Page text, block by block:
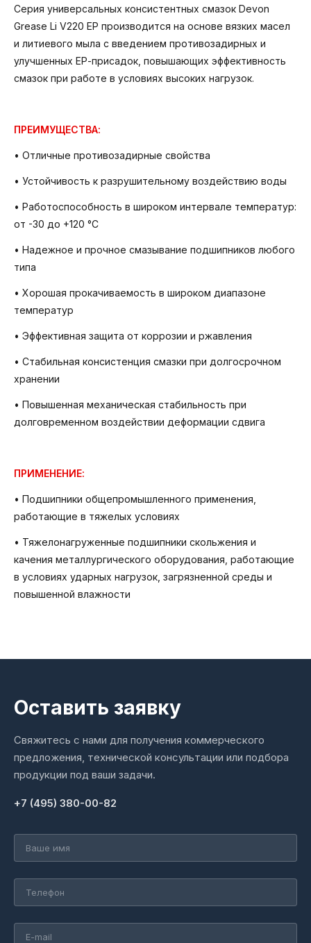
Серия универсальных консистентных смазок Devon
Grease Li V220 EP производится на основе вязких масел
и литиевого мыла с введением противозадирных и
улучшенных ЕР-присадок, повышающих эффективность
смазок при работе в условиях высоких нагрузок.
ПРЕИМУЩЕСТВА:
• Отличные противозадирные свойства
• Устойчивость к разрушительному воздействию воды
• Работоспособность в широком интервале температур:
от -30 до +120 °С
• Надежное и прочное смазывание подшипников любого
типа
• Хорошая прокачиваемость в широком диапазоне
температур
• Эффективная защита от коррозии и ржавления
• Стабильная консистенция смазки при долгосрочном
хранении
• Повышенная механическая стабильность при
долговременном воздействии деформации сдвига
ПРИМЕНЕНИЕ:
• Подшипники общепромышленного применения,
работающие в тяжелых условиях
• Тяжелонагруженные подшипники скольжения и
качения металлургического оборудования, работающие
в условиях ударных нагрузок, загрязненной среды и
повышенной влажности
Оставить заявку
Свяжитесь с нами для получения коммерческого
предложения, технической консультации или подбора
продукции под ваши задачи.
+7 (495) 380-00-82